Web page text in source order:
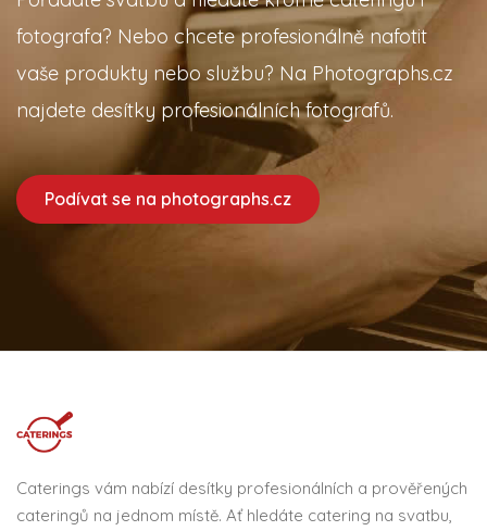
fotografa? Nebo chcete profesionálně nafotit
vaše produkty nebo službu? Na Photographs.cz
najdete desítky profesionálních fotografů.
Podívat se na photographs.cz
Caterings vám nabízí desítky profesionálních a prověřených
cateringů na jednom místě. Ať hledáte catering na svatbu,